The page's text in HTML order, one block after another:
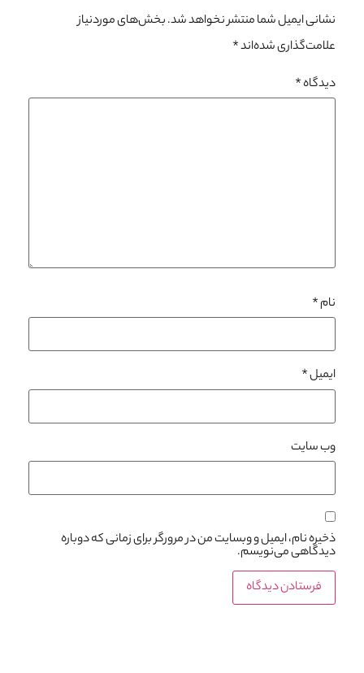
نشانی ایمیل شما منتشر نخواهد شد.بخش‌های موردنیاز
علامت‌گذاری شده‌اند*
دیدگاه*
نام*
ایمیل*
وب‌ سایت
ذخیره نام، ایمیل و وبسایت من در مرورگر برای زمانی که دوباره
دیدگاهی می‌نویسم.